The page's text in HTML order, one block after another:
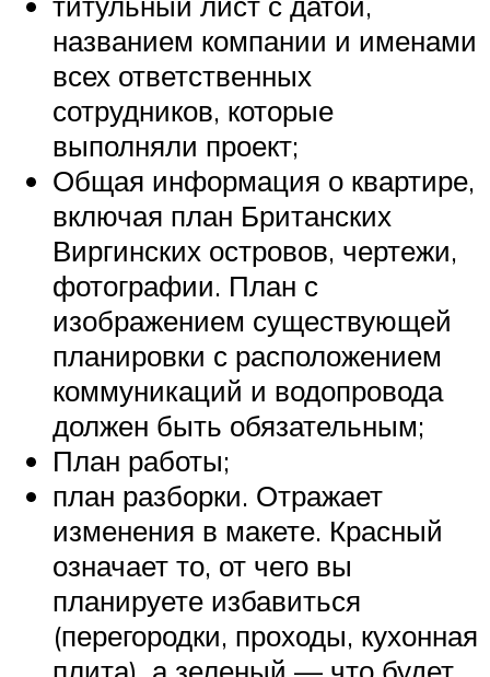
названием компании и именами
всех ответственных
сотрудников, которые
выполняли проект;
Общая информация о квартире,
включая план Британских
Виргинских островов, чертежи,
фотографии. План с
изображением существующей
планировки с расположением
коммуникаций и водопровода
должен быть обязательным;
План работы;
план разборки. Отражает
изменения в макете. Красный
означает то, от чего вы
планируете избавиться
(перегородки, проходы, кухонная